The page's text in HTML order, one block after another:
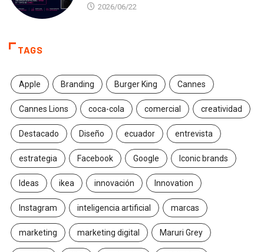
2026/06/22
TAGS
Apple Branding Burger King Cannes
Cannes Lions coca-cola comercial creatividad
Destacado Diseño ecuador entrevista
estrategia Facebook Google Iconic brands
Ideas ikea innovación Innovation
Instagram inteligencia artificial marcas
marketing marketing digital Maruri Grey